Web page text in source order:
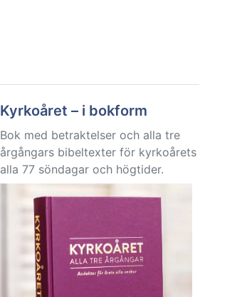
Kyrkoåret – i bokform
Bok med betraktelser och alla tre
årgångars bibeltexter för kyrkoårets
alla 77 söndagar och högtider.